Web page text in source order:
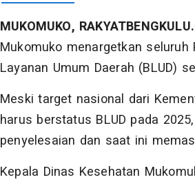
MUKOMUKO,
Mukomuko menargetkan
Layanan Umum Daerah (BLUD)
Meski target nasional dari
harus berstatus BLUD pada
penyelesaian dan saat ini
Kepala Dinas Kesehatan